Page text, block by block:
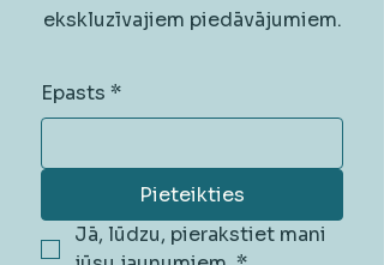
ekskluzīvajiem piedāvājumiem.
Epasts *
Pieteikties
Jā, lūdzu, pierakstiet mani